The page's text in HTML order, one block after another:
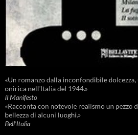
«Un romanzo dalla inconfondibile
onirica nell'Italia del 1944.»
Il Manifesto
«Racconta con notevole realismo un pezzo
bellezza di alcuni luoghi.»
Bell'Italia